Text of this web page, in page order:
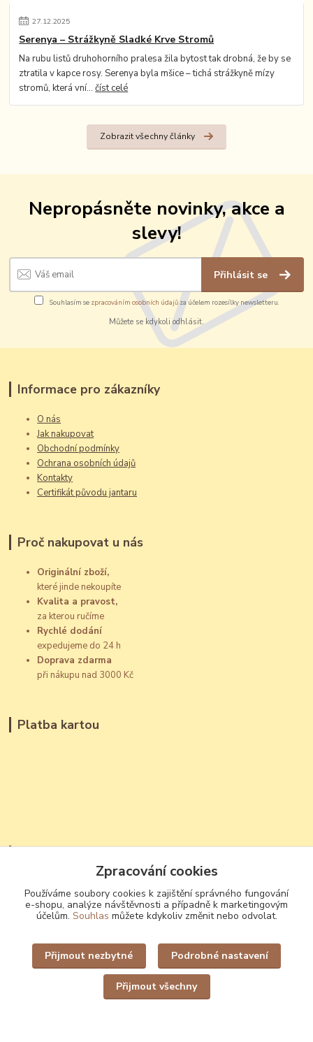
27.12.2025
Serenya – Strážkyně Sladké Krve Stromů
Na rubu listů druhohorního pralesa žila bytost tak drobná, že by se
ztratila v kapce rosy. Serenya byla mšice – tichá strážkyně mízy
stromů, která vní...číst celé
Zobrazit všechny články
Nepropásněte novinky, akce a
slevy!
Přihlásit se
Souhlasím se zpracováním osobních údajůza účelem rozesílky newsletteru.
Můžete se kdykoli odhlásit.
Informace pro zákazníky
O nás
Jak nakupovat
Obchodní podmínky
Ochrana osobních údajů
Kontakty
Certifikát původu jantaru
Proč nakupovat u nás
Originální zboží,
které jinde nekoupíte
Kvalita a pravost,
za kterou ručíme
Rychlé dodání
expedujeme do 24 h
Doprava zdarma
při nákupu nad 3000 Kč
Platba kartou
František Čožík
+420 723 809 033
(Po - Ne, 12 - 22 hod.)
Zpracování cookies
Používáme soubory cookies k zajištění správného fungování
e-shopu, analýze návštěvnosti a případně k marketingovým
účelům. Souhlas můžete kdykoliv změnit nebo odvolat.
Přijmout nezbytné Podrobné nastavení
Přijmout všechny